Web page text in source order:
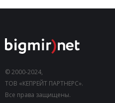
© 2000-2024,
ТОВ «КЕПРЕЙТ ПАРТНЕРС».
Все права защищены.